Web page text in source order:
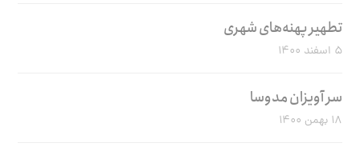
تطهیر پهنه‌های شهری
۵ اسفند ۱۴۰۰
سر آویزان مدوسا
۱۸ بهمن ۱۴۰۰